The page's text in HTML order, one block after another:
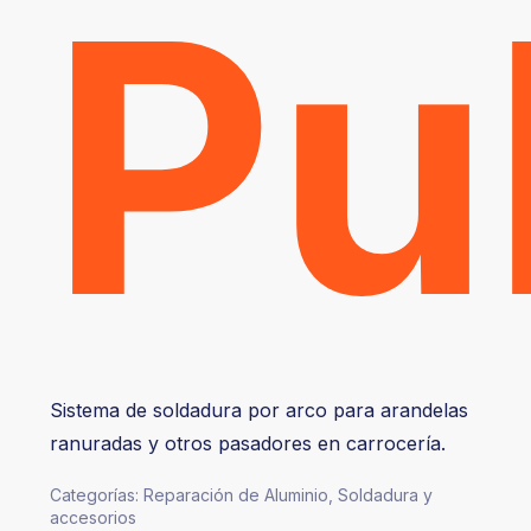
Sistema de soldadura por arco para arandelas
ranuradas y otros pasadores en carrocería.
Categorías: Reparación de Aluminio Soldadura y
accesorios